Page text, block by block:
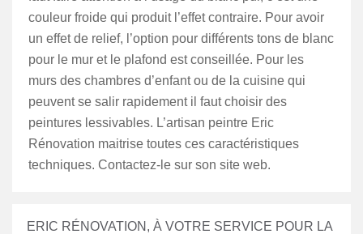
couleur froide qui produit l’effet contraire. Pour avoir
un effet de relief, l’option pour différents tons de blanc
pour le mur et le plafond est conseillée. Pour les
murs des chambres d’enfant ou de la cuisine qui
peuvent se salir rapidement il faut choisir des
peintures lessivables. L’artisan peintre Eric
Rénovation maitrise toutes ces caractéristiques
techniques. Contactez-le sur son site web.
ERIC RÉNOVATION, À VOTRE SERVICE POUR LA